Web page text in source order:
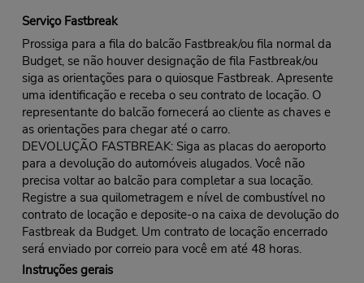
Serviço Fastbreak
Prossiga para a fila do balcão Fastbreak/ou fila normal da
Budget, se não houver designação de fila Fastbreak/ou
siga as orientações para o quiosque Fastbreak. Apresente
uma identificação e receba o seu contrato de locação. O
representante do balcão fornecerá ao cliente as chaves e
as orientações para chegar até o carro.
DEVOLUÇÃO FASTBREAK: Siga as placas do aeroporto
para a devolução do automóveis alugados. Você não
precisa voltar ao balcão para completar a sua locação.
Registre a sua quilometragem e nível de combustível no
contrato de locação e deposite-o na caixa de devolução do
Fastbreak da Budget. Um contrato de locação encerrado
será enviado por correio para você em até 48 horas.
Instruções gerais